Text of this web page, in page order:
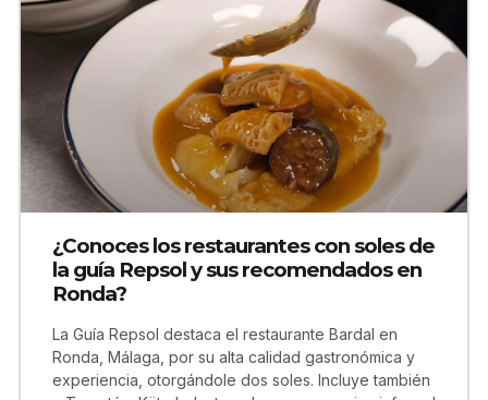
¿Conoces los restaurantes con soles de
la guía Repsol y sus recomendados en
Ronda?
La Guía Repsol destaca el restaurante Bardal en
Ronda, Málaga, por su alta calidad gastronómica y
experiencia, otorgándole dos soles. Incluye también